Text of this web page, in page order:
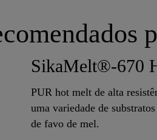
SikaMelt®-670
PUR hot melt de alta
uma variedade de
de favo de mel.